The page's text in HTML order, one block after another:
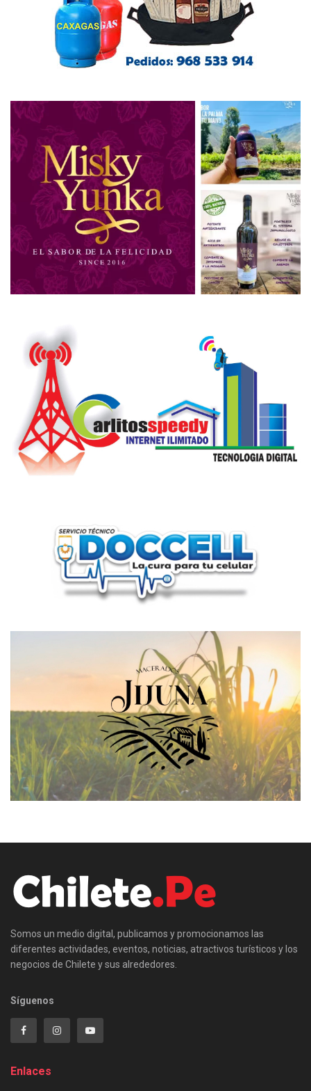
Somos un medio digital, publicamos y promocionamos las
diferentes actividades, eventos, noticias, atractivos turísticos y los
negocios de Chilete y sus alrededores.
Síguenos
Enlaces